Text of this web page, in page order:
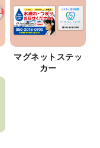
マグネットステッ
カー